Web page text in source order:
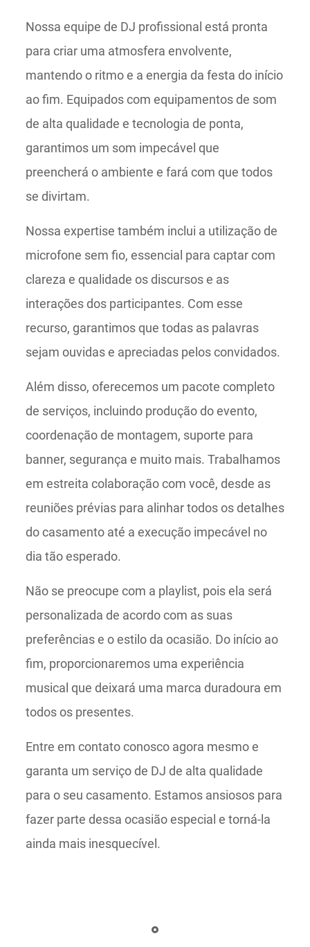
Nossa equipe de DJ profissional está pronta
para criar uma atmosfera envolvente,
mantendo o ritmo e a energia da festa do início
ao fim. Equipados com equipamentos de som
de alta qualidade e tecnologia de ponta,
garantimos um som impecável que
preencherá o ambiente e fará com que todos
se divirtam.
Nossa expertise também inclui a utilização de
microfone sem fio, essencial para captar com
clareza e qualidade os discursos e as
interações dos participantes. Com esse
recurso, garantimos que todas as palavras
sejam ouvidas e apreciadas pelos convidados.
Além disso, oferecemos um pacote completo
de serviços, incluindo produção do evento,
coordenação de montagem, suporte para
banner, segurança e muito mais. Trabalhamos
em estreita colaboração com você, desde as
reuniões prévias para alinhar todos os detalhes
do casamento até a execução impecável no
dia tão esperado.
Não se preocupe com a playlist, pois ela será
personalizada de acordo com as suas
preferências e o estilo da ocasião. Do início ao
fim, proporcionaremos uma experiência
musical que deixará uma marca duradoura em
todos os presentes.
Entre em contato conosco agora mesmo e
garanta um serviço de DJ de alta qualidade
para o seu casamento. Estamos ansiosos para
fazer parte dessa ocasião especial e torná-la
ainda mais inesquecível.